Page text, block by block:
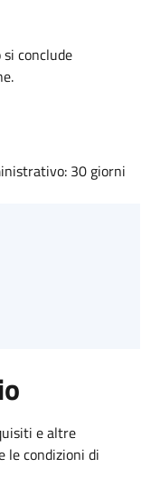
conclude
30 giorni
e altre
le condizioni di